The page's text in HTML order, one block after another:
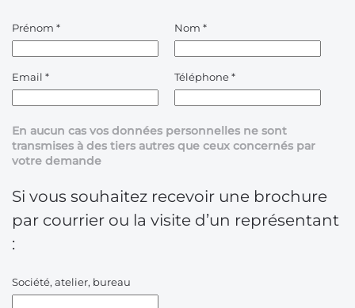
Prénom * Nom *
Email * Téléphone*
En aucun cas vos données personnelles ne sont
transmises à des tiers autres que ceux concernés par
votre demande
Si vous souhaitez recevoir une brochure
par courrier ou la visite d’un représentant
:
Société, atelier, bureau